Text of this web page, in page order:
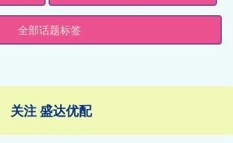
全部话题标签
关注 盛达优配